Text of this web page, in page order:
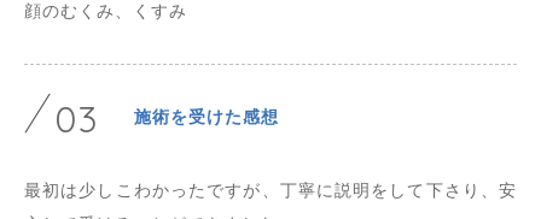
顔のむくみ、くすみ
03 施術を受けた感想
最初は少しこわかったですが、丁寧に説明をして下さり、安